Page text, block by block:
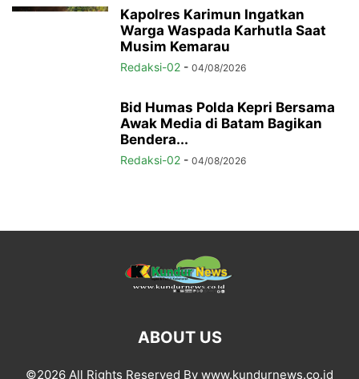
Kapolres Karimun Ingatkan
Warga Waspada Karhutla Saat
Musim Kemarau
Redaksi-02 - 04/08/2026
Bid Humas Polda Kepri Bersama
Awak Media di Batam Bagikan
Bendera...
Redaksi-02 - 04/08/2026
ABOUT US
©2026 All Rights Reserved By www.kundurnews.co.id